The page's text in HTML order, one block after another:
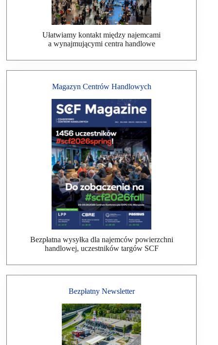
Ułatwiamy kontakt między najemcami
a wynajmującymi centra handlowe
Magazyn Centrów Handlowych
Bezpłatna wysyłka dla najemców powierzchni
handlowej, uczestników targów SCF
Bezpłatny Newsletter